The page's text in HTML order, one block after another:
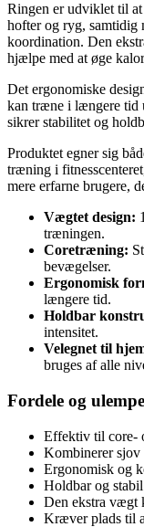
Ringen er udviklet til
hofter og ryg, samtidig
koordination. Den
hjælpe med at øge
Det ergonomiske
kan træne i længere tid
sikrer stabilitet og
Produktet egner sig
træning i
mere erfarne brugere,
Vægtet design:
træningen.
Coretræning:
bevægelser.
Ergonomisk
længere tid.
Holdbar
intensitet.
Velegnet til
bruges af alle
Fordele og
Effektiv til core-
Kombinerer
Ergonomisk og
Holdbar og
Den ekstra vægt
Kræver plads til